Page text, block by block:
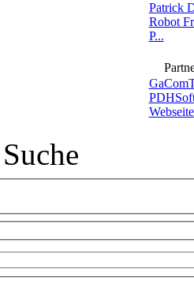
Patrick
Robot
P...